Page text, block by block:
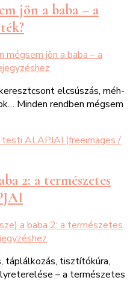
jön a baba – a
mégsem jön a baba – a
elcsúszás, méh-
Minden rendben mégsem
2: a természetes
a baba 2: a természetes
táplálkozás, tisztítókúra,
– a természetes